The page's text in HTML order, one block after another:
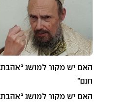
האם יש מקור למושג “אהבת
חנם”
האם יש מקור למושג “אהבת